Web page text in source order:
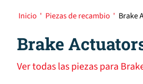
Inicio ' Piezas de recambio ' Brake
Brake
Ver todas las piezas para